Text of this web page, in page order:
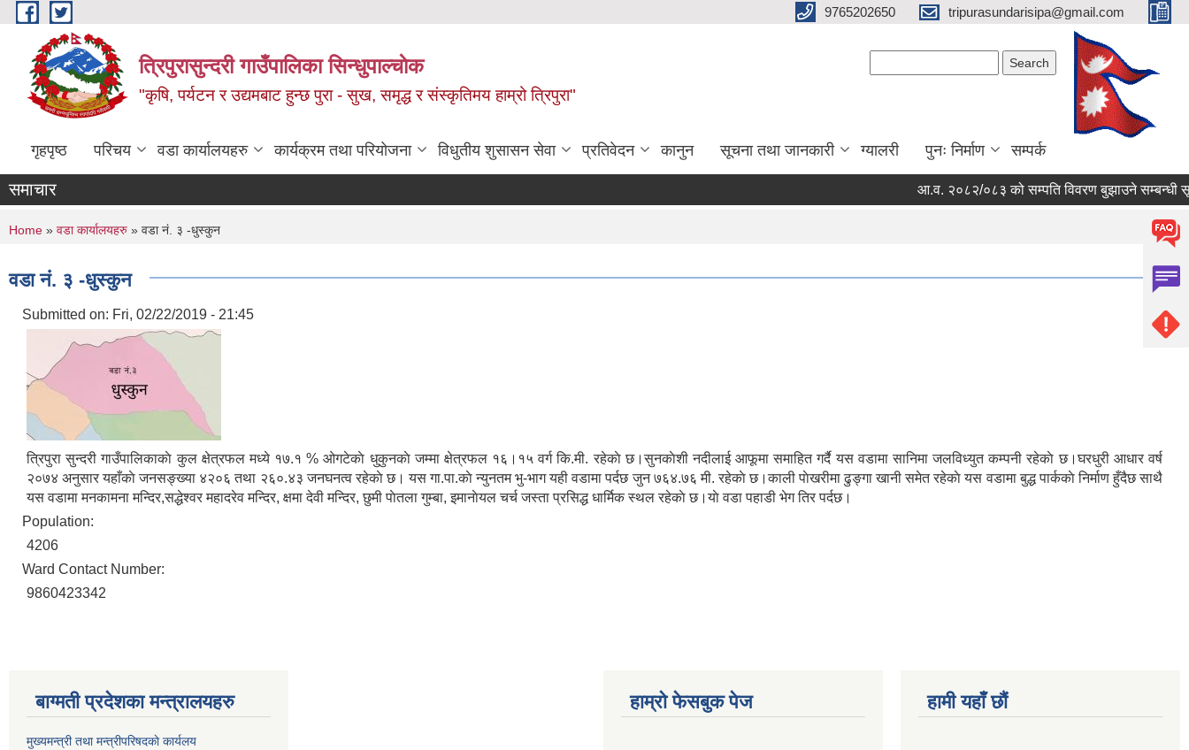
Skip to main content 9765202650 tripurasundarisipa@gmail.com
त्रिपुरासुन्दरी गाउँपालिका सिन्धुपाल्चाेक
"कृषि, पर्यटन र उद्यमबाट हुन्छ पुरा - सुख, समृद्ध र संस्कृतिमय हाम्रो त्रिपुरा"
गृहपृष्ठ परिचय वडा कार्यालयहरु कार्यक्रम तथा परियोजना विधुतीय शुसासन सेवा प्रतिवेदन कानुन सूचना तथा जानकारी ग्यालरी पुनः निर्माण सम्पर्क
समाचार आ.व. २०८२/०८३ को सम्पति विवरण बुझाउने सम्बन्धी
You are here
Home » वडा कार्यालयहरु » वडा नं. ३ -धुस्कुन
वडा नं. ३ -धुस्कुन
Submitted on: Fri, 02/22/2019 - 21:45
त्रिपुरा सुन्दरी गाउँपालिकाकाे कुल क्षेत्रफल मध्ये १७.१ % ओगटेकाे धुकुनकाे जम्मा क्षेत्रफल १६।१५ वर्ग कि.मी. रहेकाे छ।सुनकाेशी नदीलाई आफूमा समाहित गर्दै यस वडामा सानिमा जलविध्युत कम्पनी रहेकाे छ।घरधुरी आधार वर्ष
२०७४ अनुसार यहाँकाे जनसङ्ख्या ४२०६ तथा २६०.४३ जनघनत्व रहेकाे छ। यस गा.पा.काे न्युनतम भु-भाग यही वडामा पर्दछ जुन ७६४.७६ मी. रहेकाे छ।काली पाेखरीमा ढुङ्गा खानी समेत रहेकाे यस वडामा बुद्ध पार्ककाे निर्माण हुँदैछ साथ‌ै
यस वडामा मनकामना मन्दिर,सद्धेश्वर महादरेव मन्दिर, क्षमा देवी मन्दिर, छुमी पाेतला गुम्बा, इमानाेयल चर्च जस्ता प्रसिद्ध धार्मिक स्थल रहेकाे छ।याे वडा पहाडी भेग तिर पर्दछ।
Population:
4206
Ward Contact Number:
9860423342
बाग्मती प्रदेशका मन्त्रालयहरु
मुख्यमन्त्री तथा मन्त्रीपरिषदकाे कार्यलय
हाम्राे फेसबुक पेज हामी यहाँ छौं